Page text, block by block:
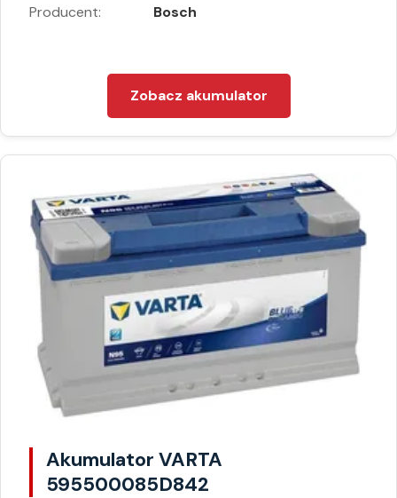
Producent: Bosch
Zobacz akumulator
Akumulator VARTA
595500085D842